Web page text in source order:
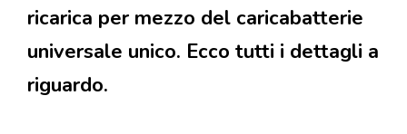
ricarica per mezzo del caricabatterie
universale unico. Ecco tutti i dettagli a
riguardo.